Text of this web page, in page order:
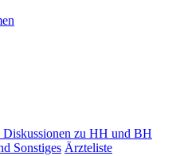
zu HH und BH
Sonstiges Ärzteliste